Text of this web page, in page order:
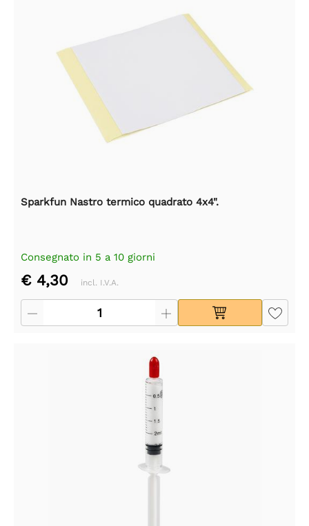
Sparkfun Nastro termico quadrato 4x4".
Consegnato in 5 a 10 giorni
€ 4,30 incl. I.V.A.